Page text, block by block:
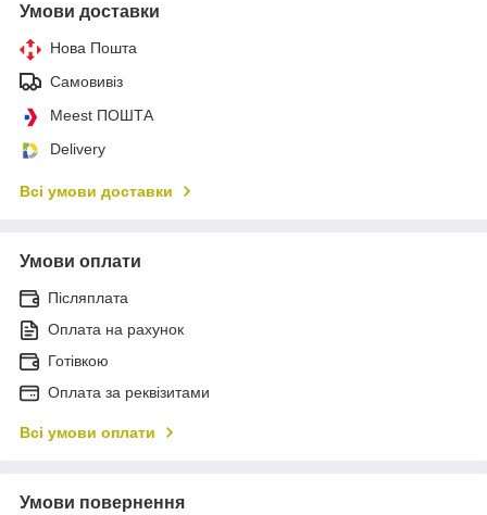
Умови доставки
Нова Пошта
Самовивіз
Meest ПОШТА
Delivery
Всі умови доставки
Умови оплати
Післяплата
Оплата на рахунок
Готівкою
Оплата за реквізитами
Всі умови оплати
Умови повернення